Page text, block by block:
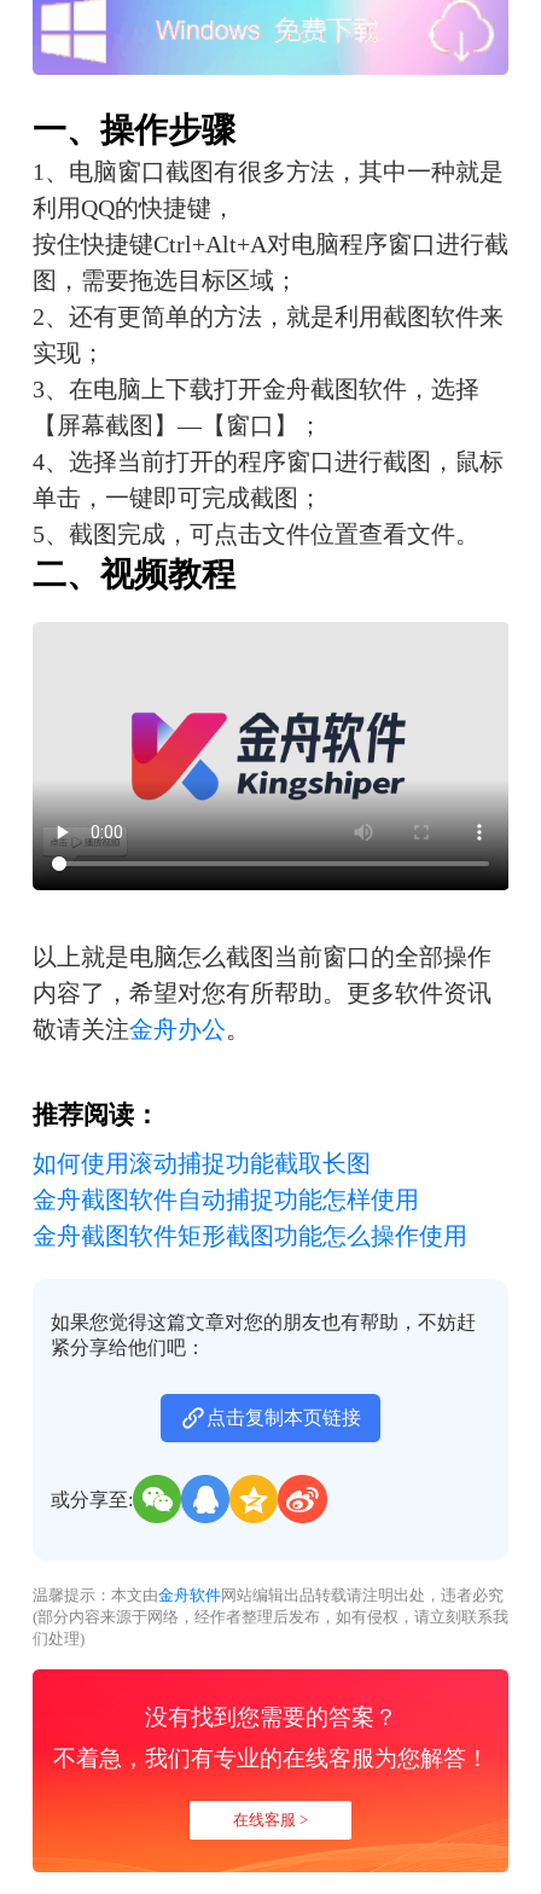
一、操作步骤
1、电脑窗口截图有很多方法，其中一种就是
利用QQ的快捷键，
按住快捷键Ctrl+Alt+A对电脑程序窗口进行截
图，需要拖选目标区域；
2、还有更简单的方法，就是利用截图软件来
实现；
3、在电脑上下载打开金舟截图软件，选择
【屏幕截图】—【窗口】；
4、选择当前打开的程序窗口进行截图，鼠标
单击，一键即可完成截图；
5、截图完成，可点击文件位置查看文件。
二、视频教程
以上就是电脑怎么截图当前窗口的全部操作
内容了，希望对您有所帮助。更多软件资讯
敬请关注金舟办公。
推荐阅读：
如何使用滚动捕捉功能截取长图
金舟截图软件自动捕捉功能怎样使用
金舟截图软件矩形截图功能怎么操作使用
如果您觉得这篇文章对您的朋友也有帮助，不妨赶
紧分享给他们吧：
点击复制本页链接
或分享至:
温馨提示：本文由金舟软件网站编辑出品转载请注明出处，违者必究
(部分内容来源于网络，经作者整理后发布，如有侵权，请立刻联系我
们处理)
没有找到您需要的答案？
不着急，我们有专业的在线客服为您解答！
在线客服 >